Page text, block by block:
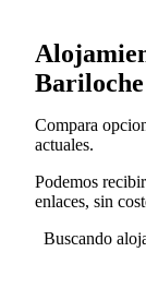
Bariloche
Compara
actuales.
Podemos
enlaces, sin
Buscando